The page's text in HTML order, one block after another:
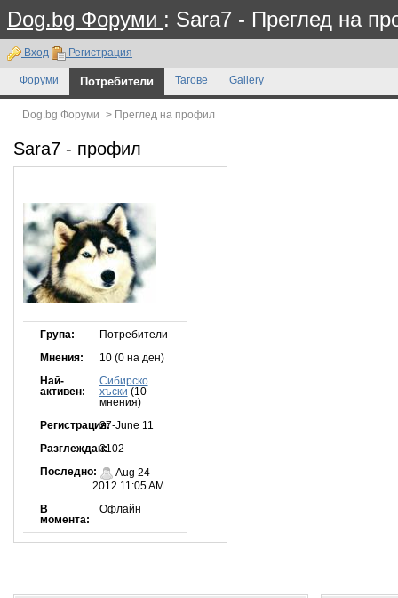
Dog.bg Форуми : Sara7 - Преглед на
Вход Регистрация
Форуми Потребители Тагове Gallery
Dog.bg Форуми > Преглед на профил
Sara7 - профил
Група: Потребители
Мнения: 10 (0 на ден)
Най-
активен:
Сибирско
хъски (10
мнения)
Регистрация:27-June 11
Разглеждан:3102
Последно:
Aug 24
2012 11:05 AM
В
момента:
Офлайн